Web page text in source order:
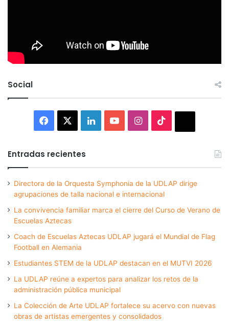
Social
Facebook LinkedInYouTubeInstagram
Entradas recientes
Directora de la Orquesta Symphonia de la UDLAP dirige
agrupaciones de talla nacional e internacional
La convivencia familiar marca el cierre del Curso de Verano de
Escuelas Aztecas
Coach de Escuelas Aztecas UDLAP jugará el Mundial de Flag
Football en Alemania
Estudiantes STEM de la UDLAP destacan en el MUTVI 2026
La UDLAP reúne a expertos para analizar los retos de la
administración pública municipal
La Colección de Arte UDLAP fortalece su acervo con nuevas
obras de artistas emergentes y consolidados